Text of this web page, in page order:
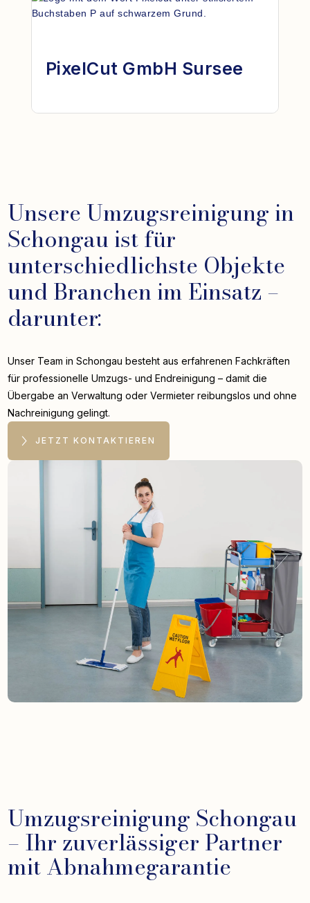
PixelCut GmbH Sursee
Unsere Umzugsreinigung in
Schongau ist für
unterschiedlichste Objekte
und Branchen im Einsatz –
darunter:
Unser Team in Schongau besteht aus erfahrenen Fachkräften
für professionelle Umzugs- und Endreinigung – damit die
Übergabe an Verwaltung oder Vermieter reibungslos und ohne
Nachreinigung gelingt.
JETZT KONTAKTIEREN
Umzugsreinigung Schongau
– Ihr zuverlässiger Partner
mit Abnahmegarantie